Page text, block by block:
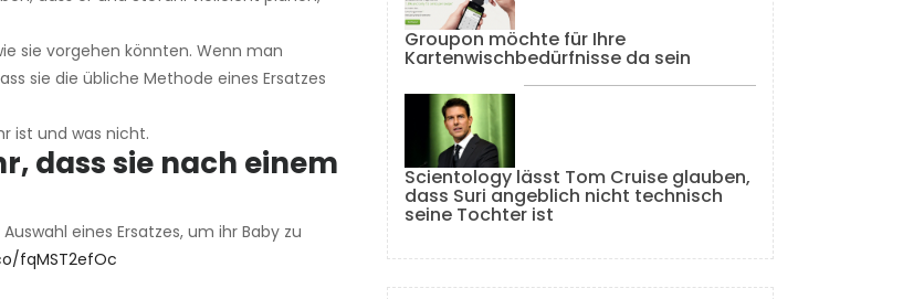
sie vorgehen könnten. Wenn man
sie die übliche Methode eines Ersatzes
ist und was nicht.
dass sie nach einem
eines Ersatzes, um ihr Baby zu
fqMST2efOc
Groupon möchte für Ihre
Kartenwischbedürfnisse da sein
Scientology lässt Tom Cruise glauben,
dass Suri angeblich nicht technisch
seine Tochter ist